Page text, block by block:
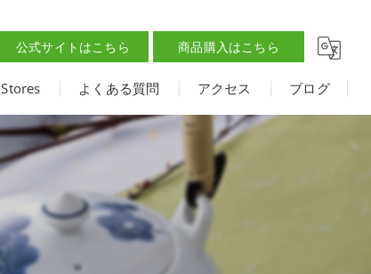
公式サイトはこちら 商品購入はこちら
Stores よくある質問 アクセス ブログ